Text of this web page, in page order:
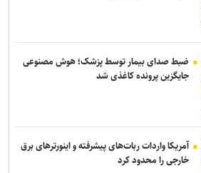
ضبط صدای بیمار توسط پزشک؛ هوش مصنوعی
جایگزین پرونده کاغذی شد
آمریکا واردات ربات‌های پیشرفته و اینورترهای برق
خارجی را محدود کرد